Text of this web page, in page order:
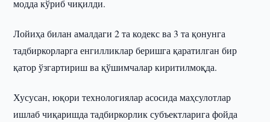
модда кўриб чиқилди.
Лойиҳа билан амалдаги 2 та кодекс ва 3 та қонунга
тадбиркорларга енгилликлар беришга қаратилган бир
қатор ўзгартириш ва қўшимчалар киритилмоқда.
Хусусан, юқори технологиялар асосида маҳсулотлар
ишлаб чиқаришда тадбиркорлик субъектларига фойда